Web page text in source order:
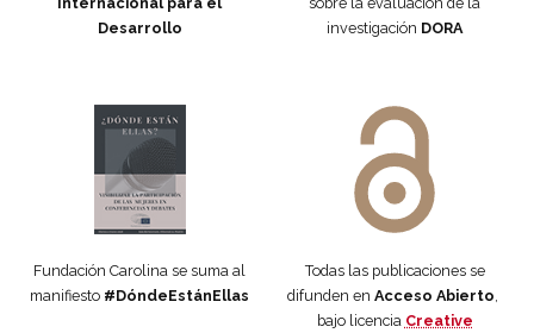
Desarrollo
investigación DORA
Fundación Carolina se suma al
manifiesto #DóndeEstánEllas
Todas las publicaciones se
difunden en Acceso Abierto,
bajo licencia Creative